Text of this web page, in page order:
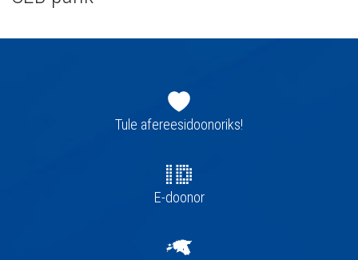
navigatsioonTule afereesidoonoriks!
E-doonor